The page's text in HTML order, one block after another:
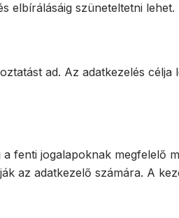
elbírálásáig szüneteltetni lehet.
ad. Az adatkezelés
fenti jogalapoknak megfelelő
az adatkezelő számára. A